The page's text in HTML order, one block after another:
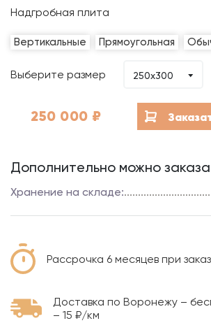
Надгробная плита
Вертикальные Прямоугольная
Выберите размер 250x300
250 000 ₽
Дополнительно можно
Хранение на складе:
Рассрочка 6 месяцев при
Доставка по Воронежу –
– 15 ₽/км